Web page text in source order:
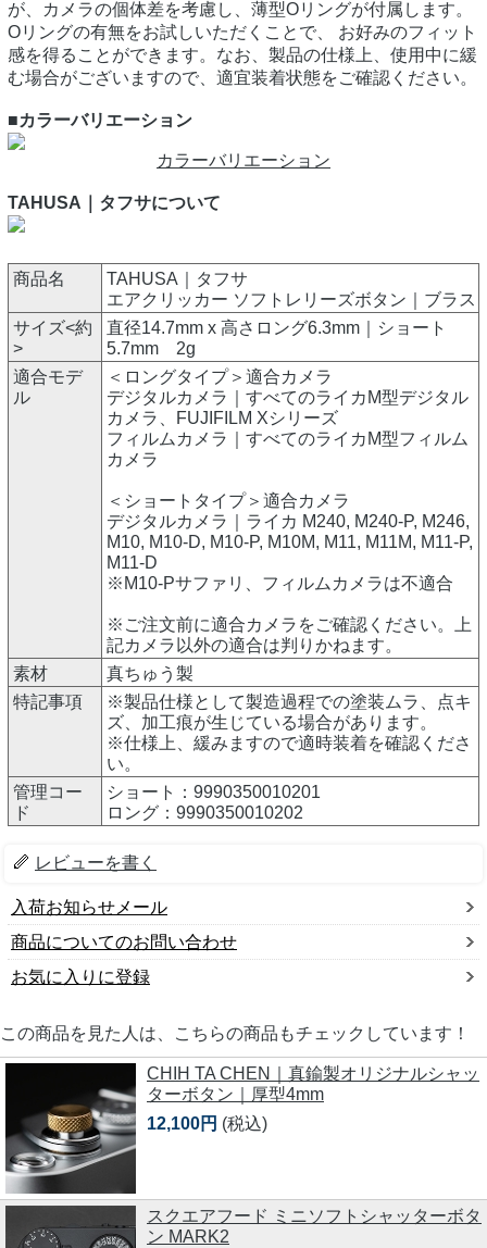
が、カメラの個体差を考慮し、薄型Oリングが付属します。
Oリングの有無をお試しいただくことで、 お好みのフィット
感を得ることができます。なお、製品の仕様上、使用中に緩
む場合がございますので、適宜装着状態をご確認ください。
■カラーバリエーション
カラーバリエーション
TAHUSA｜タフサについて
商品名
TAHUSA｜タフサ
エアクリッカー ソフトレリーズボタン｜ブラス
サイズ<約
>
直径14.7mm x 高さロング6.3mm｜ショート
5.7mm 2g
適合モデ
ル
＜ロングタイプ＞適合カメラ
デジタルカメラ｜すべてのライカM型デジタル
カメラ、FUJIFILM Xシリーズ
フィルムカメラ｜すべてのライカM型フィルム
カメラ
＜ショートタイプ＞適合カメラ
デジタルカメラ｜ライカ M240, M240-P, M246,
M10, M10-D, M10-P, M10M, M11, M11M, M11-P,
M11-D
※M10-Pサファリ、フィルムカメラは不適合
※ご注文前に適合カメラをご確認ください。上
記カメラ以外の適合は判りかねます。
素材
真ちゅう製
特記事項
※製品仕様として製造過程での塗装ムラ、点キ
ズ、加工痕が生じている場合があります。
※仕様上、緩みますので適時装着を確認くださ
い。
管理コー
ド
ショート：9990350010201
ロング：9990350010202
レビューを書く
入荷お知らせメール
商品についてのお問い合わせ
お気に入りに登録
この商品を見た人は、こちらの商品もチェックしています！
CHIH TA CHEN｜真鍮製オリジナルシャッ
ターボタン｜厚型4mm
12,100円 (税込)
スクエアフード ミニソフトシャッターボタ
ン MARK2